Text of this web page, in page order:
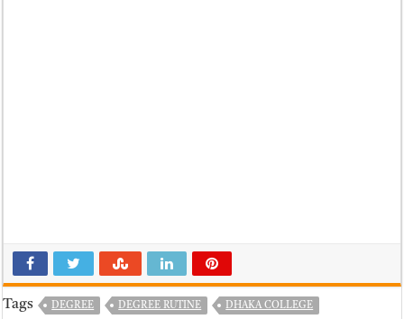
Tags DEGREE DEGREE RUTINE DHAKA COLLEGE